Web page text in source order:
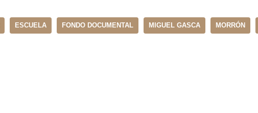
ESCUELA FONDO DOCUMENTAL MIGUEL GASCA MORRÓN